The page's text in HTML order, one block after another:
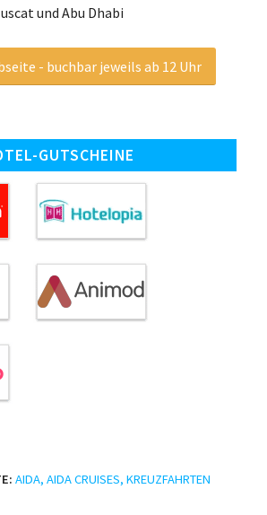
und Abu Dhabi
- buchbar jeweils ab 12 Uhr
GUTSCHEINE
AIDA,AIDA CRUISES,KREUZFAHRTEN